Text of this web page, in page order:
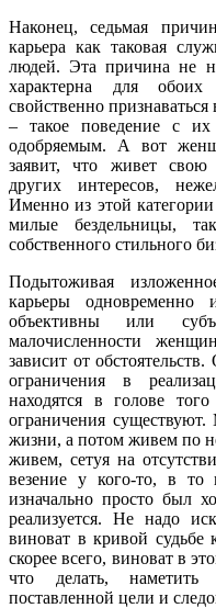
Наконец, седьмая
карьера как таковая
людей. Эта причина не
характерна для
свойственно
– такое поведение с их
одобряемым. А вот
заявит, что живет
других интересов,
Именно из этой
милые бездельницы,
собственного стильного
Подытоживая
карьеры
объективны или
малочисленности
зависит от
ограничения в
находятся в голове
ограничения
жизни, а потом живем по
живем, сетуя на
везение у кого-то, в то
изначально просто был
реализуется. Не надо
виноват в кривой судьбе
скорее всего, виноват в
что делать, наметить
поставленной цели и